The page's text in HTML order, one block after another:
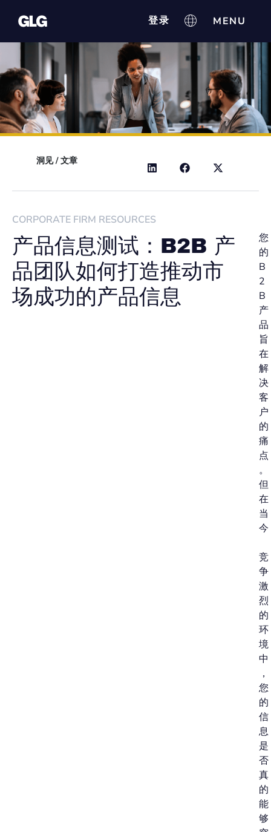
登录
洞见 / 文章
CORPORATE FIRM RESOURCES
产品信息测试：B2B 产
品团队如何打造推动市
场成功的产品信息
您
的
B
2
B
产
品
旨
在
解
决
客
户
的
痛
点
。
但
在
当
今
竞
争
激
烈
的
环
境
中
，
您
的
信
息
是
否
真
的
能
够